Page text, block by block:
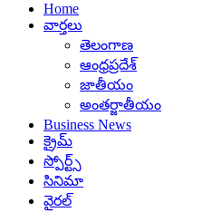
Home
వార్తలు
తెలంగాణ
ఆంధ్రప్రదేశ్
జాతీయం
అంతర్జాతీయం
Business News
క్రైమ్
స్పోర్ట్స్
సినిమా
వైరల్